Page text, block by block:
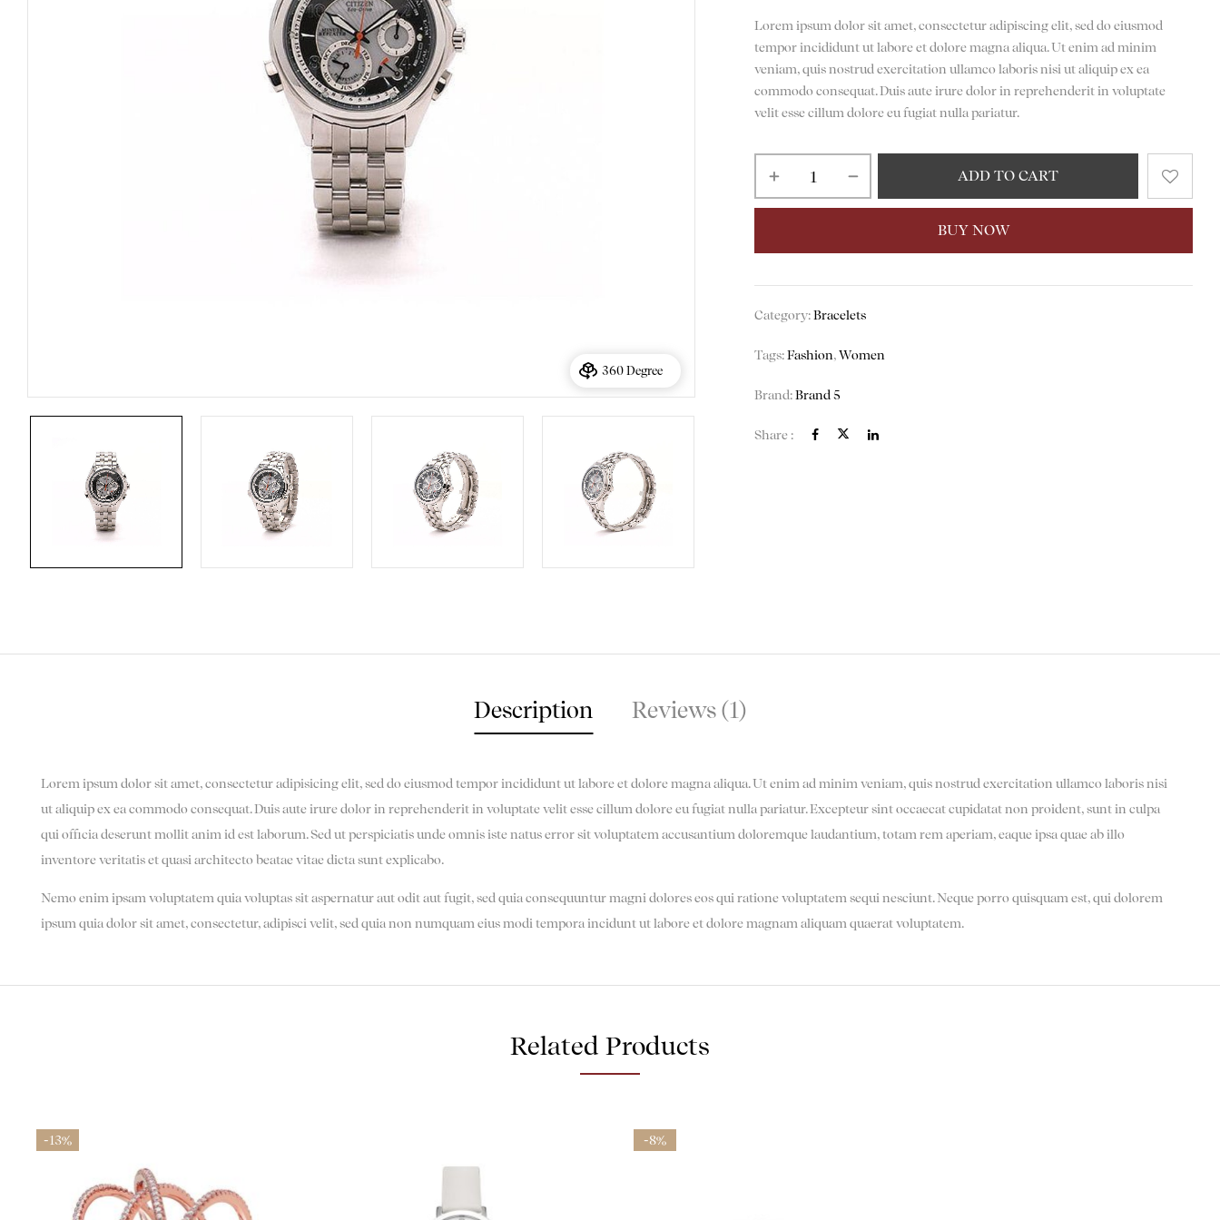
360 Degree
Lorem ipsum dolor sit amet, consectetur adipiscing elit, sed do eiusmod
tempor incididunt ut labore et dolore magna aliqua. Ut enim ad minim
veniam, quis nostrud exercitation ullamco laboris nisi ut aliquip ex ea
commodo consequat. Duis aute irure dolor in reprehenderit in voluptate
velit esse cillum dolore eu fugiat nulla pariatur.
ADD TO CART
BUY NOW
Category:Bracelets
Tags:Fashion,Women
Brand:Brand 5
Share :
Description Reviews (1)
Lorem ipsum dolor sit amet, consectetur adipisicing elit, sed do eiusmod tempor incididunt ut labore et dolore magna aliqua. Ut enim ad minim veniam, quis nostrud exercitation ullamco laboris nisi
ut aliquip ex ea commodo consequat. Duis aute irure dolor in reprehenderit in voluptate velit esse cillum dolore eu fugiat nulla pariatur. Excepteur sint occaecat cupidatat non proident, sunt in culpa
qui officia deserunt mollit anim id est laborum. Sed ut perspiciatis unde omnis iste natus error sit voluptatem accusantium doloremque laudantium, totam rem aperiam, eaque ipsa quae ab illo
inventore veritatis et quasi architecto beatae vitae dicta sunt explicabo.
Nemo enim ipsam voluptatem quia voluptas sit aspernatur aut odit aut fugit, sed quia consequuntur magni dolores eos qui ratione voluptatem sequi nesciunt. Neque porro quisquam est, qui dolorem
ipsum quia dolor sit amet, consectetur, adipisci velit, sed quia non numquam eius modi tempora incidunt ut labore et dolore magnam aliquam quaerat voluptatem.
Related Products
-13% -8%